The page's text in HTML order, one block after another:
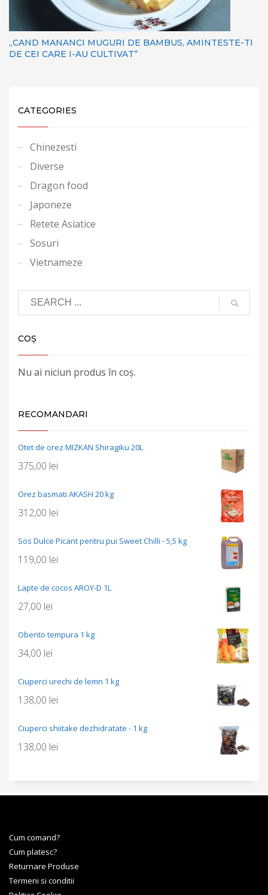
„CAND MANANCI MUGURI DE BAMBUS, AMINTESTE-TI
DE CEI CARE I-AU CULTIVAT”
CATEGORIES
Chinezesti
Diverse
Dragon food
Japoneze
Retete Asiatice
Sosuri
Vietnameze
COȘ
Nu ai niciun produs în coș.
RECOMANDARI
Otet de orez MIZKAN Shiragiku 20L
375,00 lei
Orez basmati AKASH 20 kg
312,00 lei
Sos Dulce Picant pentru pui Sweet Chilli - 5,5 kg
119,00 lei
Lapte de cocos AROY-D 1L
27,00 lei
Obento tempura 1 kg
34,00 lei
Ciuperci urechi de lemn 1 kg
138,00 lei
Ciuperci shiitake dezhidratate - 1 kg
138,00 lei
Cum comand?
Cum platesc?
Returnare Produse
Termeni si conditii